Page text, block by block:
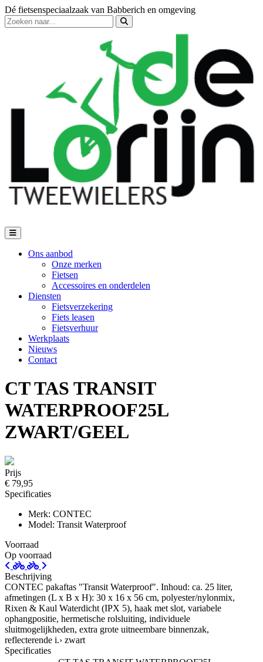
Dé fietsenspeciaalzaak van Babberich en omgeving
Ons aanbod
Onze merken
Fietsen
Accessoires en onderdelen
Diensten
Fietsverzekering
Fiets leasen
Fietsverhuur
Werkplaats
Nieuws
Contact
CT TAS TRANSIT
WATERPROOF25L
ZWART/GEEL
Prijs
€ 79,95
Specificaties
Merk: CONTEC
Model: Transit Waterproof
Voorraad
Op voorraad
Beschrijving
CONTEC pakaftas "Transit Waterproof". Inhoud: ca. 25 liter,
afmetingen (L x B x H): 30 x 16 x 56 cm, polyester/nylonmix,
Rixen & Kaul Waterdicht (IPX 5), haak met slot, variabele
ophangpositie, hermetische rolsluiting, individuele
sluitmogelijkheden, extra grote uitneembare binnenzak,
reflecterende i.› zwart
Specificaties